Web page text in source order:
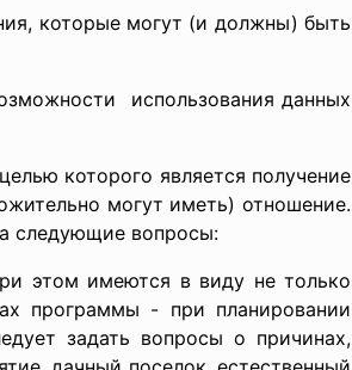
которые могут (и должны) быть
использования данных
которого является получение
могут иметь) отношение.
следующие вопросы:
этом имеются в виду не только
программы - при планировании
задать вопросы о причинах,